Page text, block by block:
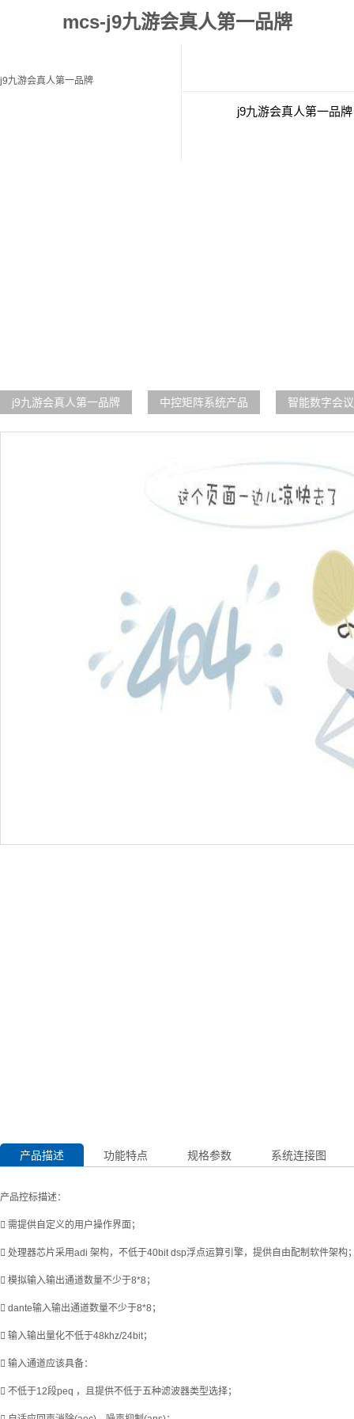
mcs-j9九游会真人第一品牌
j9九游会真人第一品牌
j9九游会真人第一品牌
j9九游会真人第一品牌 中控矩阵系统产品 智能数字会
产品描述 功能特点 规格参数 系统连接图
产品控标描述：
 需提供自定义的用户操作界面；
 处理器芯片采用adi 架构，不低于40bit dsp浮点运算引擎，提供自由配制软件架构
 模拟输入输出通道数量不少于8*8；
 dante输入输出通道数量不少于8*8；
 输入输出量化不低于48khz/24bit；
 输入通道应该具备：
 不低于12段peq ，且提供不低于五种滤波器类型选择；